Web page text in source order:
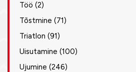
Töö (2)
Tõstmine (71)
Triatlon (91)
Uisutamine (100)
Ujumine (246)